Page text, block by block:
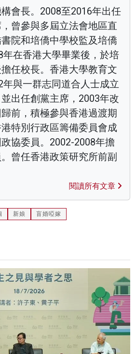
會長。2008至2016年出任
曾參與多屆立法會地區直
院和培僑中學校監及培僑
在香港大學畢業後，於培
任校長。香港大學教育文
年與一群志同道合人士成立
出任創黨主席，2003年改
前，積極參與香港過渡期
特別行政區籌備委員會成
協委員。2002-2008年擔
曾任香港政策研究所前副
閱讀所有文章
新娘 盲婚啞嫁